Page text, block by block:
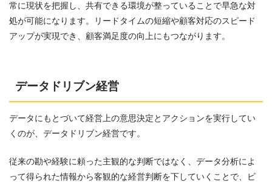
常に現状を把握し、共有できる環境が整っていることで早急な対
処が可能になります。リードタイムの短縮や顧客対応のスピード
アップが実現でき、顧客満足度の向上にもつながります。
データドリブン経営
データにもとづいて経営上の意思決定とアクションを実行してい
くのが、データドリブン経営です。
従来の勘や経験に頼った主観的な判断ではなく、データ分析によ
って得られた情報から客観的な経営判断を下していくことで、ビ